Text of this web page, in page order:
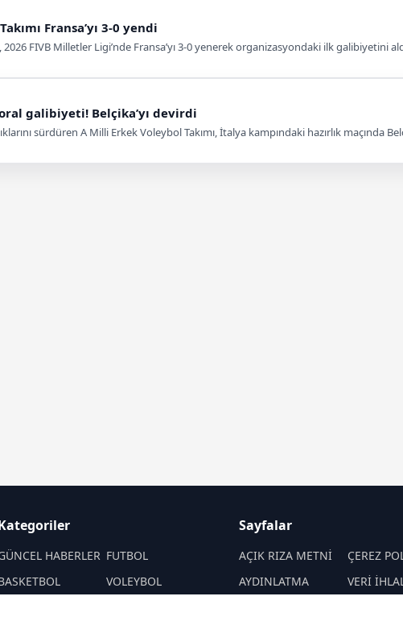
Fransa’yı 3-0 yendi
2026 FIVB Milletler Ligi’nde Fransa’yı 3-0 yenerek organizasyondaki ilk galibiyetini
galibiyeti! Belçika’yı devirdi
sürdüren A Milli Erkek Voleybol Takımı, İtalya kampındaki hazırlık maçında
HABERLER FUTBOL
VOLEYBOL
Sayfalar
AÇIK RIZA METNİ
ÇEREZ
AYDINLATMA
VERİ